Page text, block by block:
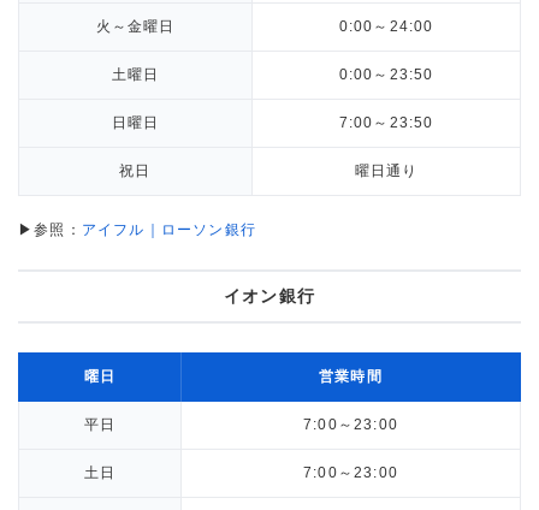
火～金曜日 0:00～24:00
土曜日 0:00～23:50
日曜日 7:00～23:50
祝日 曜日通り
▶参照： アイフル｜ローソン銀行
イオン銀行
曜日 営業時間
平日 7:00～23:00
土日 7:00～23:00